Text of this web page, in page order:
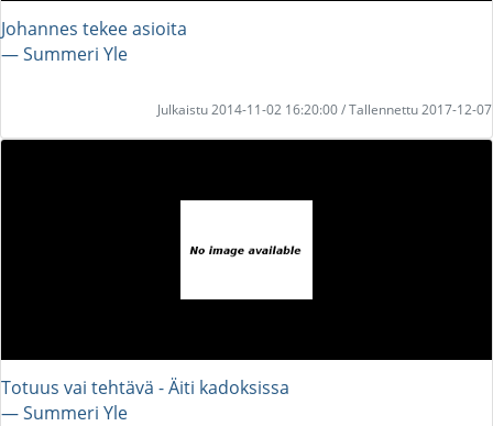
Johannes tekee asioita
― Summeri Yle
Julkaistu 2014-11-02 16:20:00 / Tallennettu 2017-12-07
Totuus vai tehtävä - Äiti kadoksissa
― Summeri Yle